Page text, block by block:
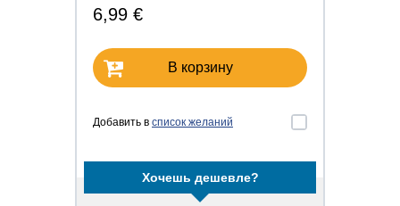
6,99 €
В корзину
Добавить в список желаний
Хочешь дешевле?